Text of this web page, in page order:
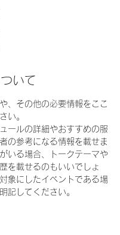
いて
、その他の必要情報をここ
い。
ールの詳細やおすすめの服
の参考になる情報を載せま
いる場合、トークテーマや
を載せるのもいいでしょ
象にしたイベントである場
記してください。